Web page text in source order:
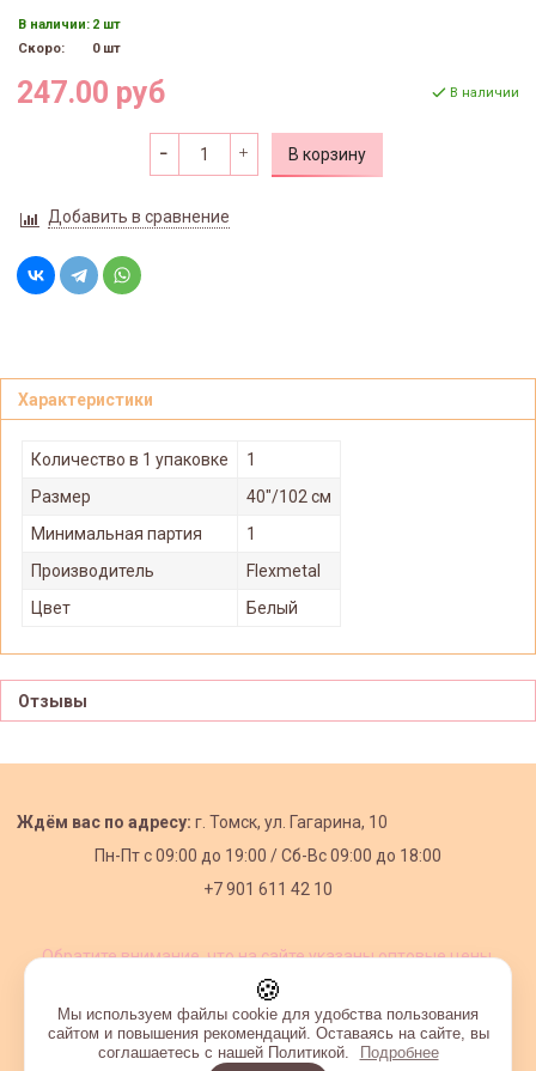
В наличии: 2 шт
Скоро:
0 шт
247.00 руб В наличии
В корзину
Добавить в сравнение
Характеристики
Количество в 1 упаковке
1
Размер
40"/102 см
Минимальная партия
1
Производитель
Flexmetal
Цвет
Белый
Отзывы
Ждём вас по адресу: г. Томск, ул. Гагарина, 10
Пн-Пт с09:00 до 19:00 /Сб-Вс 09:00 до 18:00
+7 901 611 42 10
Обратите внимание, что на сайте указаны оптовые цены,
🍪
Мы используем файлы cookie для удобства пользования
сайтом и повышения рекомендаций. Оставаясь на сайте, вы
соглашаетесь с нашей Политикой.
Подробнее